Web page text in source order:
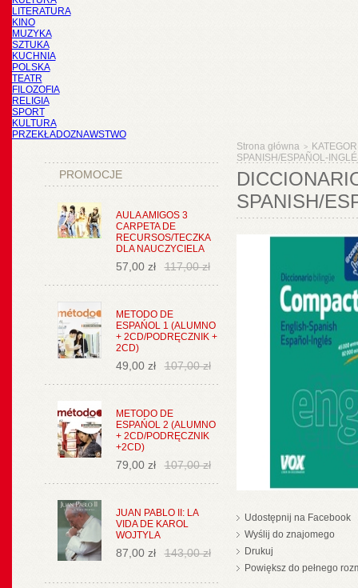
LITERATURA
KINO
MUZYKA
SZTUKA
KUCHNIA
POLSKA
TEATR
FILOZOFIA
RELIGIA
SPORT
KULTURA
PRZEKŁADOZNAWSTWO
PROMOCJE
AULA AMIGOS 3
CARPETA DE
RECURSOS/TECZKA
DLA NAUCZYCIELA
57,00 zł 117,00 zł
METODO DE
ESPAŃOL 1 (ALUMNO
+ 2CD/PODRĘCZNIK +
2CD)
49,00 zł 107,00 zł
METODO DE
ESPAŃOL 2 (ALUMNO
+ 2CD/PODRĘCZNIK
+2CD)
79,00 zł 107,00 zł
JUAN PABLO II: LA
VIDA DE KAROL
WOJTYLA
87,00 zł 143,00 zł
Strona główna >
SPANISH/ESPAÑOL-
SPANISH/
Udostępnij na Facebook
Wyślij do znajomego
Drukuj
Powiększ do pełnego